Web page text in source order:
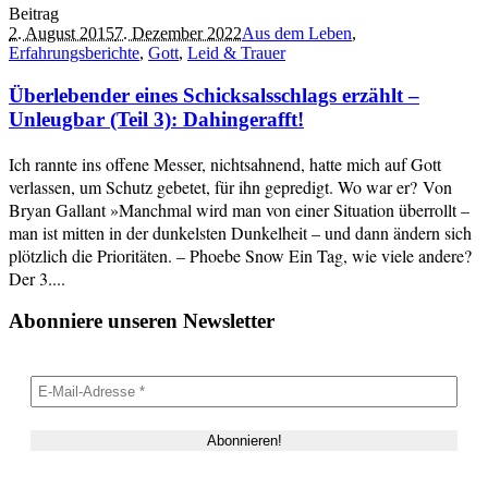
Beitrag
2. August 20157. Dezember 2022Aus dem Leben,
Erfahrungsberichte, Gott, Leid & Trauer
Überlebender eines Schicksalsschlags erzählt –
Unleugbar (Teil 3): Dahingerafft!
Ich rannte ins offene Messer, nichtsahnend, hatte mich auf Gott
verlassen, um Schutz gebetet, für ihn gepredigt. Wo war er? Von
Bryan Gallant »Manchmal wird man von einer Situation überrollt –
man ist mitten in der dunkelsten Dunkelheit – und dann ändern sich
plötzlich die Prioritäten. – Phoebe Snow Ein Tag, wie viele andere?
Der 3....
Abonniere unseren Newsletter